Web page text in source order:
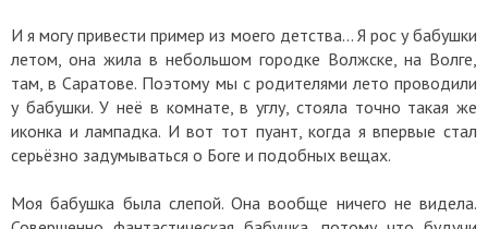
И я могу привести пример из моего детства... Я рос у бабушки
летом, она жила в небольшом городке Волжске, на Волге,
там, в Саратове. Поэтому мы с родителями лето проводили
у бабушки. У неё в комнате, в углу, стояла точно такая же
иконка и лампадка. И вот тот пуант, когда я впервые стал
серьёзно задумываться о Боге и подобных вещах.
Моя бабушка была слепой. Она вообще ничего не видела.